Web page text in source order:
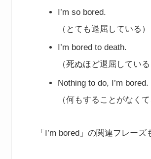
I’m so bored.
（とても退屈している）
I’m bored to death.
（死ぬほど退屈している
Nothing to do, I’m bored.
（何もすることがなく
「I’m bored」の関連フレーズ